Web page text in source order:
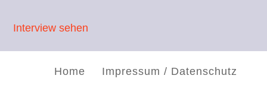
Interview sehen
Home Impressum / Datenschutz